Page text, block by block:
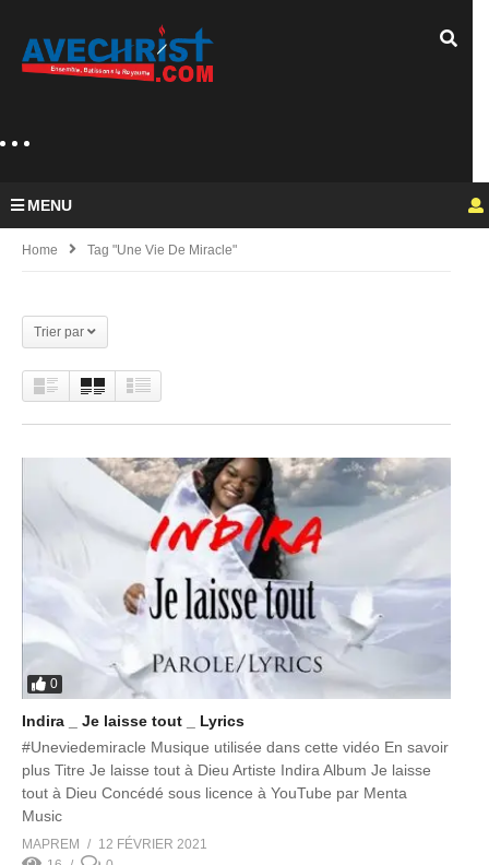
MENU
Home Tag "Une Vie De Miracle"
Trier par
0
Indira _ Je laisse tout _ Lyrics
#Uneviedemiracle​ Musique utilisée dans cette vidéo En savoir
plus Titre Je laisse tout à Dieu Artiste Indira Album Je laisse
tout à Dieu Concédé sous licence à YouTube par Menta
Music
MAPREM
12 FÉVRIER 2021